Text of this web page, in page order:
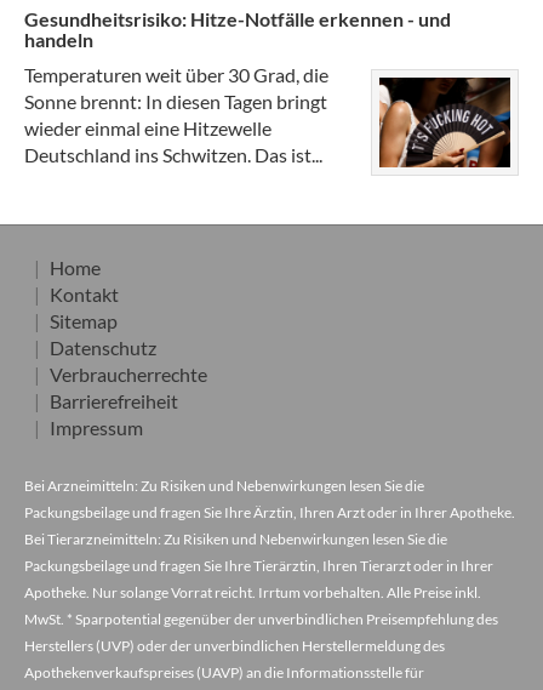
Gesundheitsrisiko: Hitze-Notfälle erkennen - und
handeln
Temperaturen weit über 30 Grad, die
Sonne brennt: In diesen Tagen bringt
wieder einmal eine Hitzewelle
Deutschland ins Schwitzen. Das ist...
Home
Kontakt
Sitemap
Datenschutz
Verbraucherrechte
Barrierefreiheit
Impressum
Bei Arzneimitteln: Zu Risiken und Nebenwirkungen lesen Sie die
Packungsbeilage und fragen Sie Ihre Ärztin, Ihren Arzt oder in Ihrer Apotheke.
Bei Tierarzneimitteln: Zu Risiken und Nebenwirkungen lesen Sie die
Packungsbeilage und fragen Sie Ihre Tierärztin, Ihren Tierarzt oder in Ihrer
Apotheke. Nur solange Vorrat reicht. Irrtum vorbehalten. Alle Preise inkl.
MwSt. * Sparpotential gegenüber der unverbindlichen Preisempfehlung des
Herstellers (UVP) oder der unverbindlichen Herstellermeldung des
Apothekenverkaufspreises (UAVP) an die Informationsstelle für